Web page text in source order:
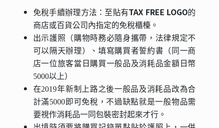
免稅手續辦理方法： 至貼有TAX FREE LOGO的
商店或百貨公司內指定的免稅櫃檯。
出示護照（購物時務必隨身攜帶，法律規定不
可以隔天辦理）、填寫購買者誓約書（同一商
店一位旅客當日購買一般品及消耗品金額日幣
5000以上）
在2019年新制上路之後一般品及消耗品改為合
計滿5000即可免稅，不過缺點就是一般物品需
要視作消耗品一同包裝密封起來才行。